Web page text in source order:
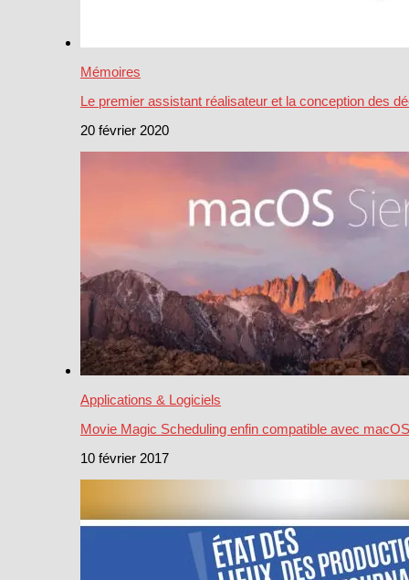
Mémoires
Le premier assistant réalisateur et la conception des
20 février 2020
Applications & Logiciels
Movie Magic Scheduling enfin compatible avec
10 février 2017